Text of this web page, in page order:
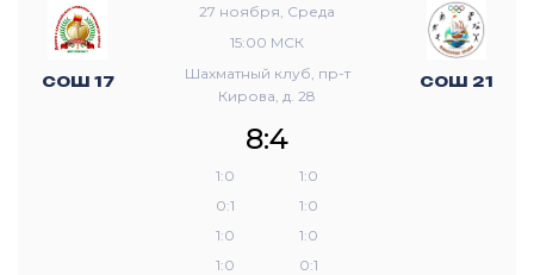
СОШ 17
27 ноября, Среда
15:00 МСК
Шахматный клуб, пр-т
Кирова, д. 28
8:4
1:0
1:0
0:1
1:0
1:0
1:0
1:0
0:1
СОШ 21